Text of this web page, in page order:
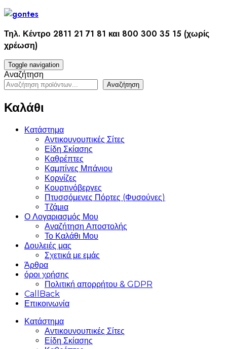
Skip
Τηλ. Κέντρο 2811 21 71 81 και 800 300 35 15 (χωρίς
χρέωση)
Toggle navigation
Αναζήτηση
Αναζήτηση
Καλάθι
Κατάστημα
Αντικουνουπικές Σίτες
Είδη Σκίασης
Καθρέπτες
Καμπίνες Μπάνιου
Κορνίζες
Κουρτινόβεργες
Πτυσσόμενες Πόρτες (Φυσούνες)
Τζάμια
Ο Λογαριασμός Μου
Αναζήτηση Αποστολής
Το Καλάθι Μου
Δουλειές μας
Σχετικά με εμάς
Άρθρα
όροι χρήσης
Πολιτική απορρήτου & GDPR
CallBack
Επικοινωνία
Κατάστημα
Αντικουνουπικές Σίτες
Είδη Σκίασης